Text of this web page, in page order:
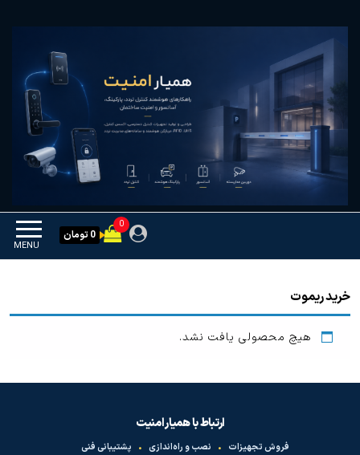
همیار امنیت
MENU
0
0 تومان
خرید ریموت
هیچ محصولی یافت نشد.
ارتباط با همیار امنیت
فروش تجهیزات • نصب و راه‌اندازی • پشتیبانی فنی